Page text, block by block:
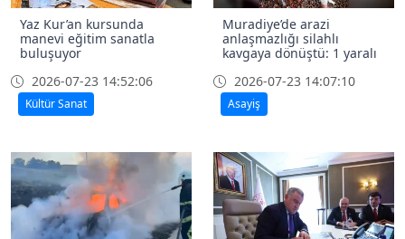
Yaz Kur’an kursunda
manevi eğitim sanatla
buluşuyor
2026-07-23 14:52:06
Kültür Sanat
Muradiye’de arazi
anlaşmazlığı silahlı
kavgaya dönüştü: 1 yaralı
2026-07-23 14:07:10
Asayiş